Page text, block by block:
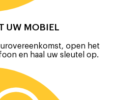
UW MOBIEL
open het
en haal uw sleutel op.